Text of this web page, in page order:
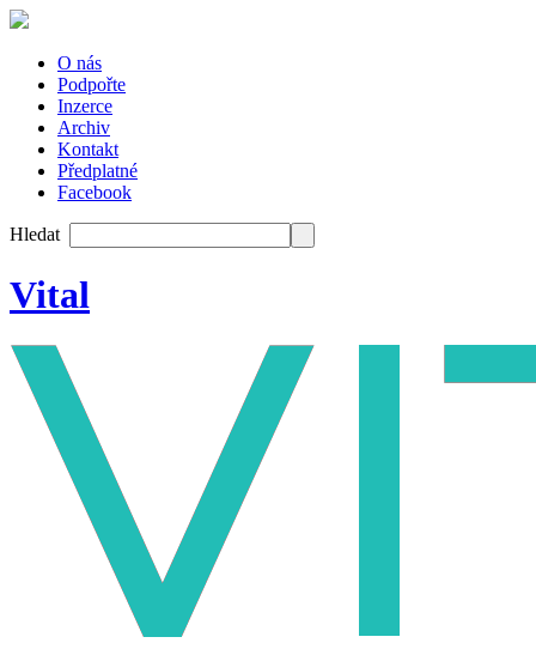
O nás
Podpořte
Inzerce
Archiv
Kontakt
Předplatné
Facebook
Hledat
Vital